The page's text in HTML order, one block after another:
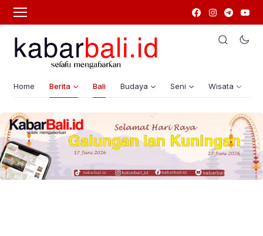
Home Berita Bali Budaya Seni Wisata